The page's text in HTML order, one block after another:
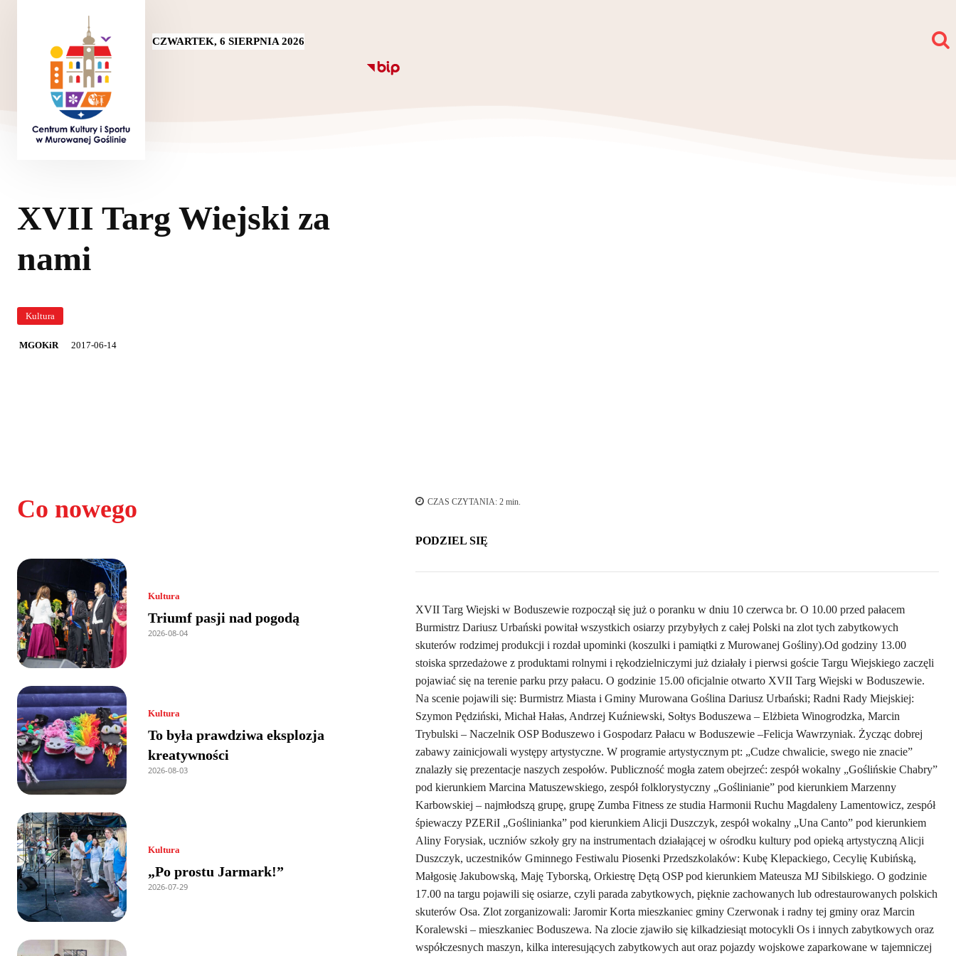
CZWARTEK, 6 SIERPNIA 2026
XVII Targ Wiejski za
nami
Kultura
MGOKiR 2017-06-14
Co nowego
Kultura
Triumf pasji nad pogodą
2026-08-04
Kultura
To była prawdziwa eksplozja
kreatywności
2026-08-03
Kultura
„Po prostu Jarmark!”
2026-07-29
CZAS CZYTANIA: 2 min.
PODZIEL SIĘ
XVII Targ Wiejski w Boduszewie rozpoczął się już o poranku w dniu 10 czerwca br. O 10.00 przed pałacem
Burmistrz Dariusz Urbański powitał wszystkich osiarzy przybyłych z całej Polski na zlot tych zabytkowych
skuterów rodzimej produkcji i rozdał upominki (koszulki i pamiątki z Murowanej Gośliny).Od godziny 13.00
stoiska sprzedażowe z produktami rolnymi i rękodzielniczymi już działały i pierwsi goście Targu Wiejskiego zaczęli
pojawiać się na terenie parku przy pałacu. O godzinie 15.00 oficjalnie otwarto XVII Targ Wiejski w Boduszewie.
Na scenie pojawili się: Burmistrz Miasta i Gminy Murowana Goślina Dariusz Urbański; Radni Rady Miejskiej:
Szymon Pędziński, Michał Hałas, Andrzej Kuźniewski, Sołtys Boduszewa – Elżbieta Winogrodzka, Marcin
Trybulski – Naczelnik OSP Boduszewo i Gospodarz Pałacu w Boduszewie –Felicja Wawrzyniak. Życząc dobrej
zabawy zainicjowali występy artystyczne. W programie artystycznym pt: „Cudze chwalicie, swego nie znacie”
znalazły się prezentacje naszych zespołów. Publiczność mogła zatem obejrzeć: zespół wokalny „Goślińskie Chabry”
pod kierunkiem Marcina Matuszewskiego, zespół folklorystyczny „Goślinianie” pod kierunkiem Marzenny
Karbowskiej – najmłodszą grupę, grupę Zumba Fitness ze studia Harmonii Ruchu Magdaleny Lamentowicz, zespół
śpiewaczy PZERiI „Goślinianka” pod kierunkiem Alicji Duszczyk, zespół wokalny „Una Canto” pod kierunkiem
Aliny Forysiak, uczniów szkoły gry na instrumentach działającej w ośrodku kultury pod opieką artystyczną Alicji
Duszczyk, uczestników Gminnego Festiwalu Piosenki Przedszkolaków: Kubę Klepackiego, Cecylię Kubińską,
Małgosię Jakubowską, Maję Tyborską, Orkiestrę Dętą OSP pod kierunkiem Mateusza MJ Sibilskiego. O godzinie
17.00 na targu pojawili się osiarze, czyli parada zabytkowych, pięknie zachowanych lub odrestaurowanych polskich
skuterów Osa. Zlot zorganizowali: Jaromir Korta mieszkaniec gminy Czerwonak i radny tej gminy oraz Marcin
Koralewski – mieszkaniec Boduszewa. Na zlocie zjawiło się kilkadziesiąt motocykli Os i innych zabytkowych oraz
współczesnych maszyn, kilka interesujących zabytkowych aut oraz pojazdy wojskowe zaparkowane w tajemniczej